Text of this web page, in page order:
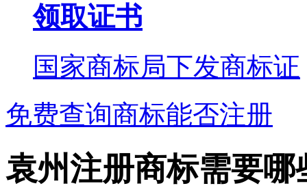
领取证书
国家商标局下发商标证
免费查询商标能否注册
袁州注册商标需要哪